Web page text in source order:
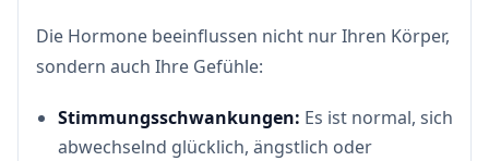
Die Hormone beeinflussen nicht nur Ihren Körper,
sondern auch Ihre Gefühle:
Stimmungsschwankungen: Es ist normal, sich
abwechselnd glücklich, ängstlich oder